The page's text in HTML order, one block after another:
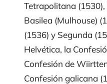
Tetrapolitana (1530),
Basilea (Mulhouse)
(1536) y Segunda
Helvética, la
Confesión de
Confesión galicana